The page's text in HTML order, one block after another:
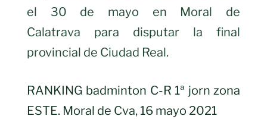
el 30 de mayo en Moral de
Calatrava para disputar la final
provincial de Ciudad Real.
RANKING badminton C-R 1ª jorn zona
ESTE. Moral de Cva, 16 mayo 2021